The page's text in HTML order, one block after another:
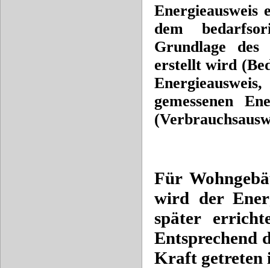
Energieausweis
dem
Grundlage
erstellt wird
gemessenen
Für
wird der
später
Entsprechend
Kraft getreten